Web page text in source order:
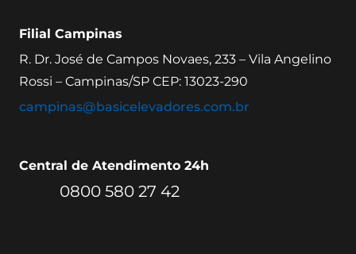
Filial Campinas
R. Dr. José de Campos Novaes, 233 – Vila Angelino
Rossi – Campinas/SP CEP: 13023-290
campinas@basicelevadores.com.br
Central de Atendimento 24h
0800 580 27 42